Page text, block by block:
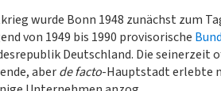
wurde Bonn 1948 zunächst zum
von 1949 bis 1990 provisorische
Deutschland. Die
aberde facto-Hauptstadt erlebte